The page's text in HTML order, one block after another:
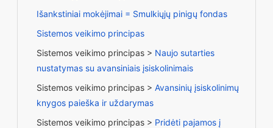
Išankstiniai mokėjimai = Smulkiųjų pinigų fondas
Sistemos veikimo principas
Sistemos veikimo principas > Naujo sutarties
nustatymas su avansiniais įsiskolinimais
Sistemos veikimo principas > Avansinių įsiskolinimų
knygos paieška ir uždarymas
Sistemos veikimo principas > Pridėti pajamos į